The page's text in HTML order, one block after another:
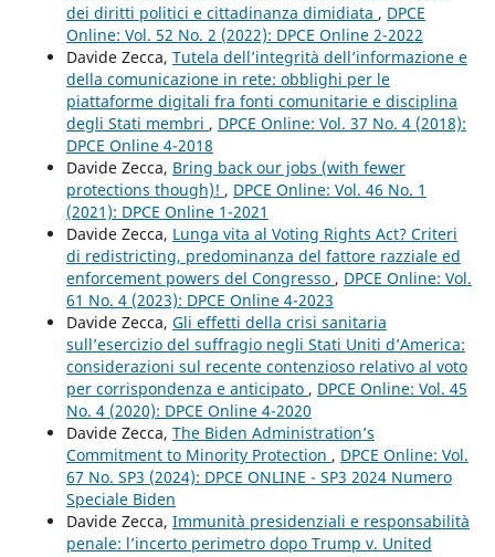
dei diritti politici e cittadinanza dimidiata , DPCE
Online: Vol. 52 No. 2 (2022): DPCE Online 2-2022
Davide Zecca, Tutela dell’integrità dell’informazione e
della comunicazione in rete: obblighi per le
piattaforme digitali fra fonti comunitarie e disciplina
degli Stati membri , DPCE Online: Vol. 37 No. 4 (2018):
DPCE Online 4-2018
Davide Zecca, Bring back our jobs (with fewer
protections though)! , DPCE Online: Vol. 46 No. 1
(2021): DPCE Online 1-2021
Davide Zecca, Lunga vita al Voting Rights Act? Criteri
di redistricting, predominanza del fattore razziale ed
enforcement powers del Congresso , DPCE Online: Vol.
61 No. 4 (2023): DPCE Online 4-2023
Davide Zecca, Gli effetti della crisi sanitaria
sull’esercizio del suffragio negli Stati Uniti d’America:
considerazioni sul recente contenzioso relativo al voto
per corrispondenza e anticipato , DPCE Online: Vol. 45
No. 4 (2020): DPCE Online 4-2020
Davide Zecca, The Biden Administration’s
Commitment to Minority Protection , DPCE Online: Vol.
67 No. SP3 (2024): DPCE ONLINE - SP3 2024 Numero
Speciale Biden
Davide Zecca, Immunità presidenziali e responsabilità
penale: l’incerto perimetro dopo Trump v. United